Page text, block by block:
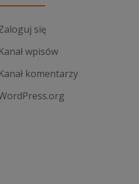
się
Kanał wpisów
Kanał komentarzy